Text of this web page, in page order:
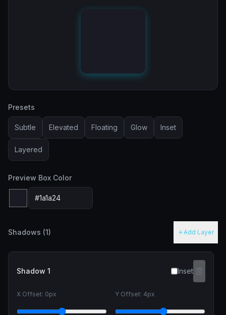
Presets
Subtle Elevated Floating Glow Inset
Layered
Preview Box Color
Shadows (1) Add Layer
Shadow 1 Inset
X Offset: 0px Y Offset: 4px